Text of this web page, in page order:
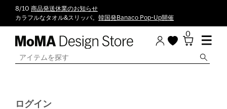
8/10 商品発送休業のお知らせ
カラフルなタオル&スリッパ。 韓国発Banaco Pop-Up開催
0
ログイン